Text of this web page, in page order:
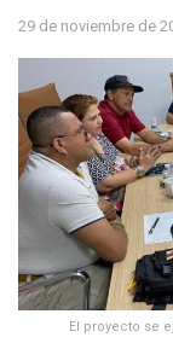
29 de noviembre de
El proyecto se